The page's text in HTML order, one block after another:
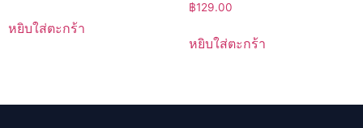
was:
หยิบใส่ตะกร้า
฿129.00
หยิบใส่ตะกร้า